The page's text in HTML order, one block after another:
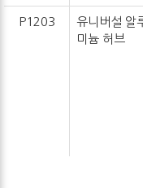
P1203
유니버설 알
미늄 허브